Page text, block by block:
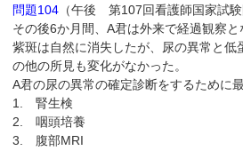
問題104 （午後 第107回看護師国家試験
その後6か月間、A君は外来で経過観察
紫斑は自然に消失したが、尿の異常と低
の他の所見も変化がなかった。
A君の尿の異常の確定診断をするために
1. 腎生検
2. 咽頭培養
3. 腹部MRI